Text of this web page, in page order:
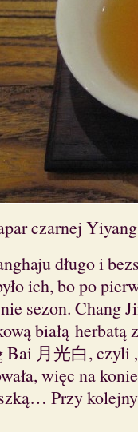
czarnej
długo i
ich, bo po
sezon. Chang
białą
Bai 月光白, czyli
więc na
Przy